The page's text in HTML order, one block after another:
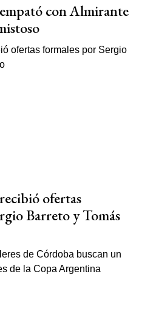
con Almirante
ofertas
Barreto y Tomás